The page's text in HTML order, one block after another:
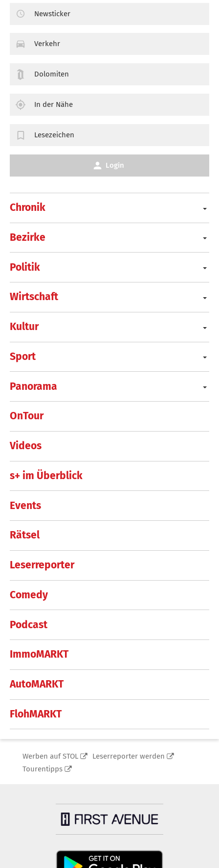
Chronik
Bezirke
Politik
Wirtschaft
Kultur
Sport
Panorama
OnTour
Videos
s+ im Überblick
Events
Rätsel
Leserreporter
Comedy
Podcast
ImmoMARKT
AutoMARKT
FlohMARKT
Newsticker
Verkehr
Dolomiten
In der Nähe
Lesezeichen
Login
Werben auf STOL
Leserreporter werden
Tourentipps